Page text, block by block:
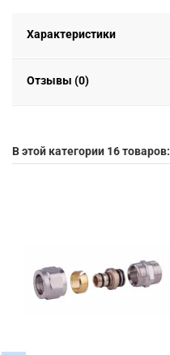
Характеристики
Отзывы (0)
В этой категории 16 товаров: